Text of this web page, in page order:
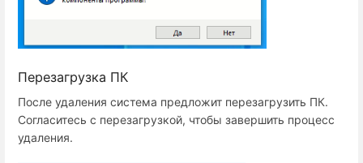
Перезагрузка ПК
После удаления система предложит перезагрузить ПК.
Согласитесь с перезагрузкой, чтобы завершить процесс
удаления.